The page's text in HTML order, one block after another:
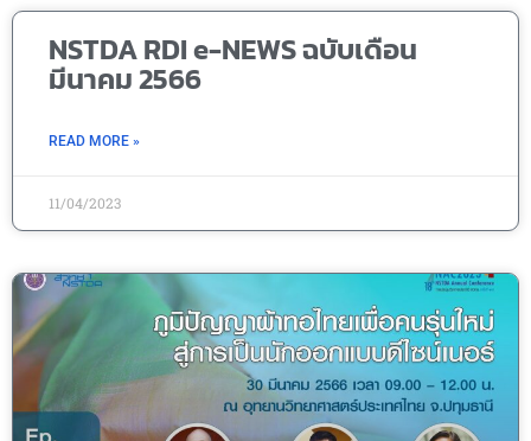
NSTDA RDI e-NEWS ฉบับเดือน
มีนาคม 2566
READ MORE »
11/04/2023